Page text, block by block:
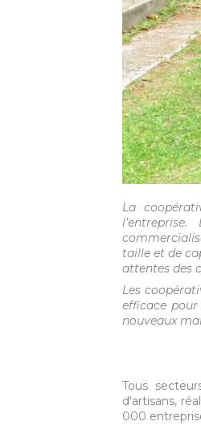
La
taille et de
attentes des
Les
efficace
nouveaux
Tous
d'artisans,
000